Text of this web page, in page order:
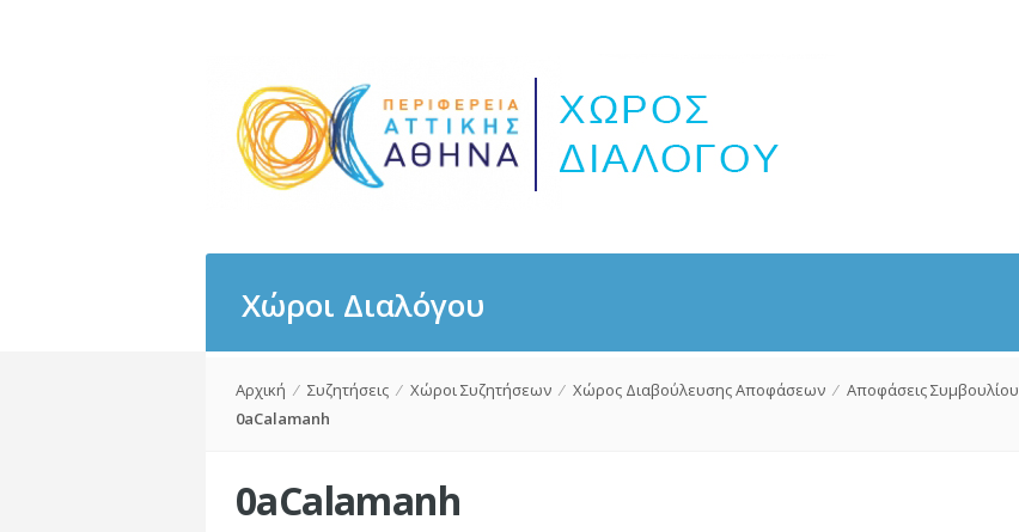
Χώροι Διαλόγου
Αρχική ⁄ Συζητήσεις ⁄ Χώροι Συζητήσεων ⁄ Χώρος Διαβούλευσης Αποφάσεων ⁄ Αποφάσεις Συμβουλίου
0aCalamanh
0aCalamanh